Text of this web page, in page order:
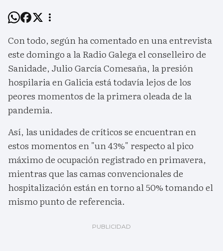
Con todo, según ha comentado en una entrevista
este domingo a la Radio Galega el conselleiro de
Sanidade, Julio García Comesaña, la presión
hospilaria en Galicia está todavía lejos de los
peores momentos de la primera oleada de la
pandemia.
Así, las unidades de críticos se encuentran en
estos momentos en "un 43%" respecto al pico
máximo de ocupación registrado en primavera,
mientras que las camas convencionales de
hospitalización están en torno al 50% tomando el
mismo punto de referencia.